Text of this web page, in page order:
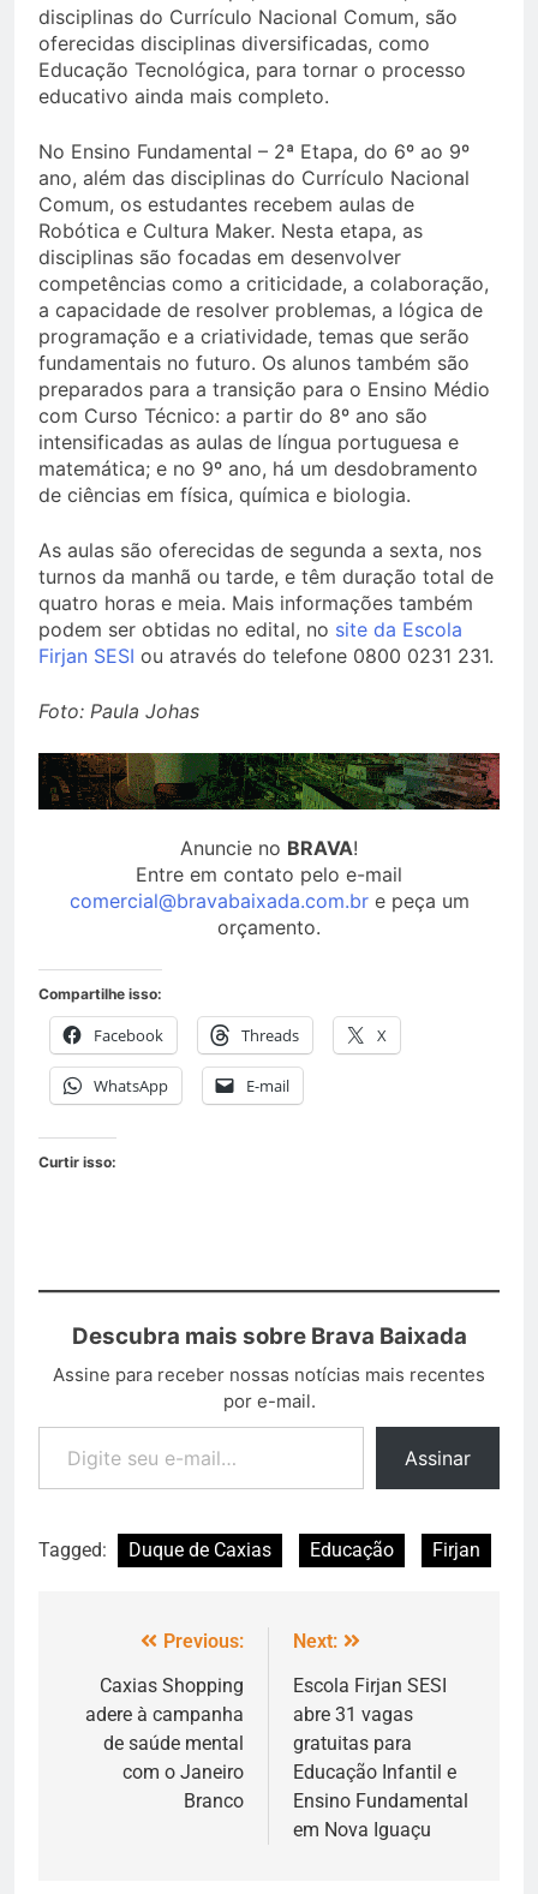
disciplinas do Currículo Nacional Comum, são
oferecidas disciplinas diversificadas, como
Educação Tecnológica, para tornar o processo
educativo ainda mais completo.
No Ensino Fundamental – 2ª Etapa, do 6º ao 9º
ano, além das disciplinas do Currículo Nacional
Comum, os estudantes recebem aulas de
Robótica e Cultura Maker. Nesta etapa, as
disciplinas são focadas em desenvolver
competências como a criticidade, a colaboração,
a capacidade de resolver problemas, a lógica de
programação e a criatividade, temas que serão
fundamentais no futuro. Os alunos também são
preparados para a transição para o Ensino Médio
com Curso Técnico: a partir do 8º ano são
intensificadas as aulas de língua portuguesa e
matemática; e no 9º ano, há um desdobramento
de ciências em física, química e biologia.
As aulas são oferecidas de segunda a sexta, nos
turnos da manhã ou tarde, e têm duração total de
quatro horas e meia. Mais informações também
podem ser obtidas no edital, no site da Escola
Firjan SESI ou através do telefone 0800 0231 231.
Foto: Paula Johas
Anuncie no BRAVA!
Entre em contato pelo e-mail
comercial@bravabaixada.com.bre peça um
orçamento.
Compartilhe isso:
Facebook Threads X
WhatsApp E-mail
Curtir isso:
Descubra mais sobre Brava Baixada
Assine para receber nossas notícias mais recentes
por e-mail.
Assinar
Tagged: Duque de Caxias Educação Firjan
Previous:
Caxias Shopping
adere à campanha
de saúde mental
com o Janeiro
Branco
Next:
Escola Firjan SESI
abre 31 vagas
gratuitas para
Educação Infantil e
Ensino Fundamental
em Nova Iguaçu